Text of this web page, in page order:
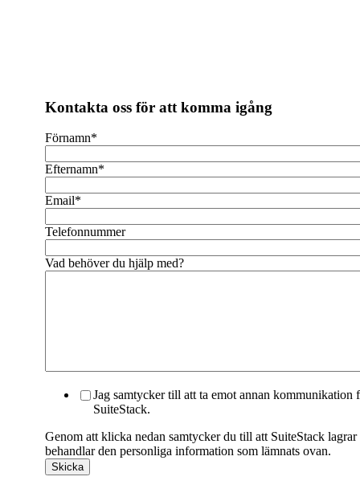
Kontakta oss för att komma igång
Förnamn*
Efternamn*
Email*
Telefonnummer
Vad behöver du hjälp med?
Jag samtycker till att ta emot annan kommunikation
SuiteStack.
Genom att klicka nedan samtycker du till att SuiteStack lagrar
behandlar den personliga information som lämnats ovan.